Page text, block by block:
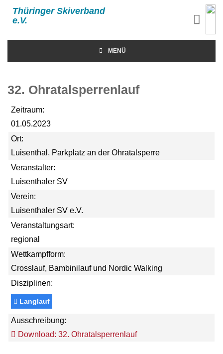
Thüringer Skiverband
e.V.
MENÜ
32. Ohratalsperrenlauf
Zeitraum:
01.05.2023
Ort:
Luisenthal, Parkplatz an der Ohratalsperre
Veranstalter:
Luisenthaler SV
Verein:
Luisenthaler SV e.V.
Veranstaltungsart:
regional
Wettkampfform:
Crosslauf, Bambinilauf und Nordic Walking
Disziplinen:
Langlauf
Ausschreibung:
Download: 32. Ohratalsperrenlauf